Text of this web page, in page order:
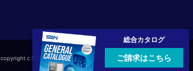
copyright c 2026 SUN Electronics CO.,LTD All right Reserved.
総合カタログ
ご請求はこちら